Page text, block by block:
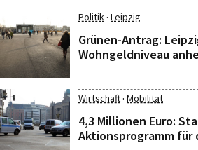
Politik· Leipzig
Grünen-Antrag:
Wohngeldniveau
Wirtschaft· Mobilität
4,3 Millionen Euro:
Aktionsprogramm für